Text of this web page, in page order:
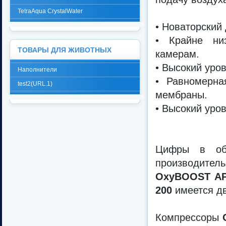
• Новаторский
• Крайне
камерам.
• Высокий
•
мембраны.
• Высокий
Цифры в
OxyBOOST
200 имеется
Компрессоры
TetraAqua CrystalWater
ТОВАРЫ ДЛЯ ЖИВОТНЫХ
Наполнители
test2(URL.1)